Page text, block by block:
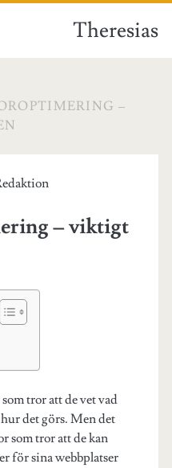
Theresias
–
– viktigt
tror att de vet vad
det görs. Men det
som tror att de kan
för sina webbplatser